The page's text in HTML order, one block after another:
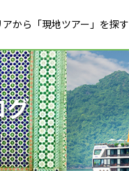
アから「現地ツアー」を探す
グ